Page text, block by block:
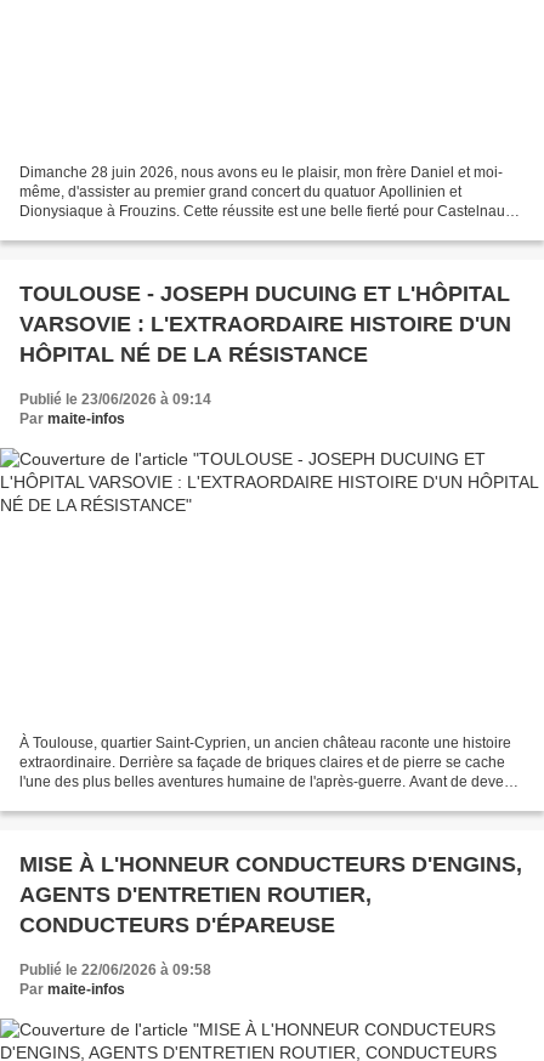
Dimanche 28 juin 2026, nous avons eu le plaisir, mon frère Daniel et moi-
même, d'assister au premier grand concert du quatuor Apollinien et
Dionysiaque à Frouzins. Cette réussite est une belle fierté pour Castelnau
TOULOUSE - JOSEPH DUCUING ET L'HÔPITAL
VARSOVIE : L'EXTRAORDAIRE HISTOIRE D'UN
HÔPITAL NÉ DE LA RÉSISTANCE
Publié le 23/06/2026 à 09:14
Par maite-infos
À Toulouse, quartier Saint-Cyprien, un ancien château raconte une histoire
extraordinaire. Derrière sa façade de briques claires et de pierre se cache
l'une des plus belles aventures humaine de l'après-guerre. Avant de devenir
MISE À L'HONNEUR CONDUCTEURS D'ENGINS,
AGENTS D'ENTRETIEN ROUTIER,
CONDUCTEURS D'ÉPAREUSE
Publié le 22/06/2026 à 09:58
Par maite-infos